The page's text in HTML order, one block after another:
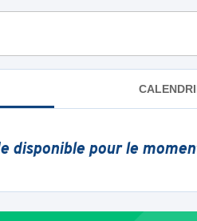
disponible pour le